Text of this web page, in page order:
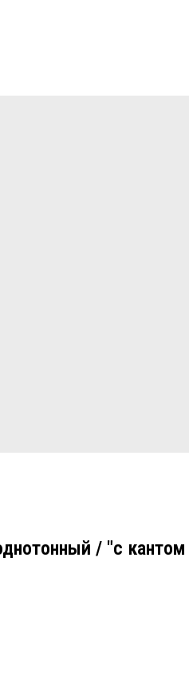
/ "с